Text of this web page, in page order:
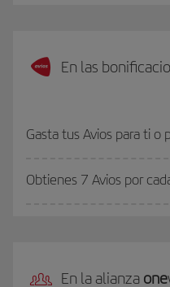
En las
Gasta tus Avios para ti o
Obtienes 7 Avios por
En la alianza one